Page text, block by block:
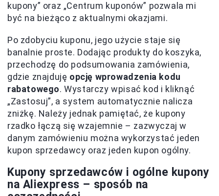
kupony” oraz „Centrum kuponów” pozwala mi
być na bieżąco z aktualnymi okazjami.
Po zdobyciu kuponu, jego użycie staje się
banalnie proste. Dodając produkty do koszyka,
przechodzę do podsumowania zamówienia,
gdzie znajduję opcję wprowadzenia kodu
rabatowego. Wystarczy wpisać kod i kliknąć
„Zastosuj”, a system automatycznie nalicza
zniżkę. Należy jednak pamiętać, że kupony
rzadko łączą się wzajemnie – zazwyczaj w
danym zamówieniu można wykorzystać jeden
kupon sprzedawcy oraz jeden kupon ogólny.
Kupony sprzedawców i ogólne kupony
na Aliexpress – sposób na